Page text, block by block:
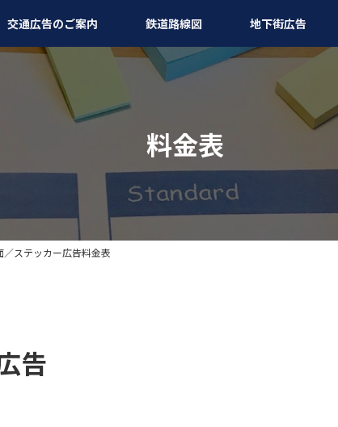
交通広告のご案内 鉄道路線図 地下街広告
料金表
ステッカー広告料金表
告